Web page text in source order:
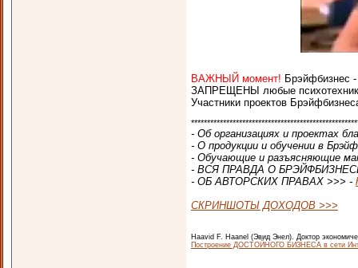
ВАЖНЫЙ момент!
ЗАПРЕЩЕНЫ любые
Участники проектов
- Об организациях и проектах
- О продукции и обучении в
- Обучающие и разъясняющие
- ВСЯ ПРАВДА О
- ОБ АВТОРСКИХ ПРАВАХ >>> -
СКРИНШОТЫ ДОХОДОВ >>>
Haavid F. Haanel (Эвид Энел). Доктор
Построение ДОСТОЙНОГО БИЗНЕСА в сети